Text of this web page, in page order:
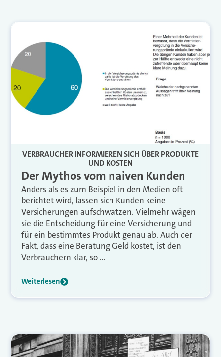
VERBRAUCHER INFORMIEREN SICH ÜBER PRODUKTE
UND KOSTEN
Der Mythos vom naiven Kunden
Anders als es zum Beispiel in den Medien oft
berichtet wird, lassen sich Kunden keine
Versicherungen aufschwatzen. Vielmehr wägen
sie die Entscheidung für eine Versicherung und
für ein bestimmtes Produkt genau ab. Auch der
Fakt, dass eine Beratung Geld kostet, ist den
Verbrauchern klar, so …
Weiterlesen